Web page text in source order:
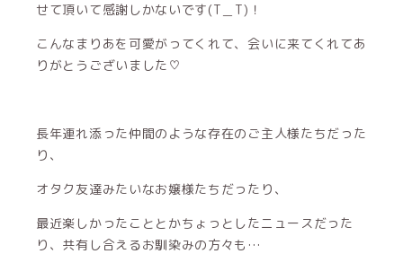
せて頂いて感謝しかないです(T＿T)！
こんなまりあを可愛がってくれて、会いに来てくれてあ
りがとうございました♡
長年連れ添った仲間のような存在のご主人様たちだった
り、
オタク友達みたいなお嬢様たちだったり、
最近楽しかったこととかちょっとしたニュースだった
り、共有し合えるお馴染みの方々も…